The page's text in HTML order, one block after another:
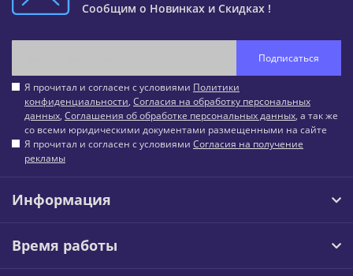
Сообщим о Новинках и Скидках !
Подписаться
Я прочитал и согласен с условиями Политики
конфиденциальности, Согласия на обработку персональных
данных, Соглашения об обработке персональных данных, а так же
со всеми юридическими документами размещенными на сайте
Я прочитал и согласен с условиями Согласия на получение
рекламы
Информация
Время работы